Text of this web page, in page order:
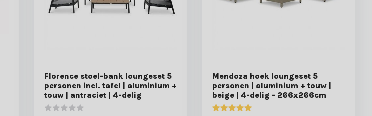
Florence stoel-bank loungeset 5
personen incl. tafel | aluminium +
touw | antraciet | 4-delig
Mendoza hoek loungeset 5
personen | aluminium + touw |
beige | 4-delig - 266x266cm